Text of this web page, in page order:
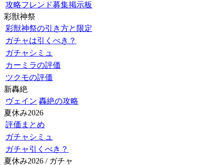
攻略フレンド募集掲示板
彩獣神祭
彩獣神祭の引き方と限定
ガチャは引くべき？
ガチャシミュ
カーミラの評価
ツクモの評価
新轟絶
ヴェイン 轟絶の攻略
夏休み2026
評価まとめ
ガチャシミュ
ガチャ引くべき？
夏休み2026 / ガチャ